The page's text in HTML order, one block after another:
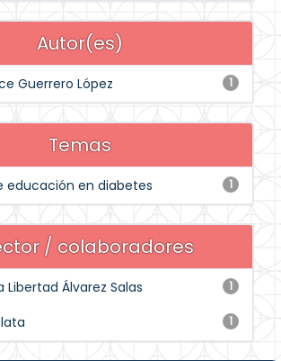
Autor(es)
1
Guerrero López
Temas
1
educación en diabetes
/ colaboradores
1
Libertad Álvarez Salas
1